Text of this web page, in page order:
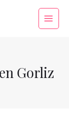
Main
Gorliz